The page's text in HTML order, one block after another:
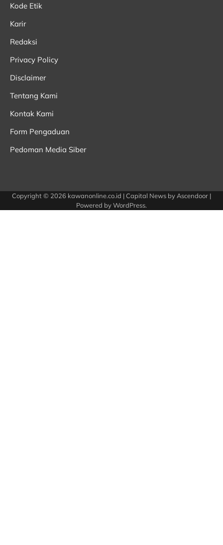
Kode Etik
Karir
Redaksi
Privacy Policy
Disclaimer
Tentang Kami
Kontak Kami
Form Pengaduan
Pedoman Media Siber
Copyright © 2026 kawanonline.co.id | Capital News by Ascendoor |
Powered byWordPress.